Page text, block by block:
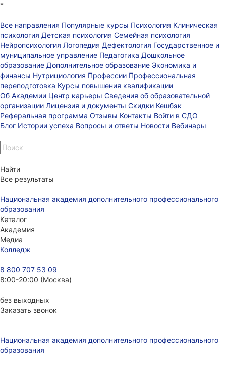
*
Все направления Популярные курсы Психология Клиническая
психология Детская психология Семейная психология
Нейропсихология Логопедия Дефектология Государственное и
муниципальное управление Педагогика Дошкольное
образование Дополнительное образование Экономика и
финансы Нутрициология Профессии Профессиональная
переподготовка Курсы повышения квалификации
Об Академии Центр карьеры Сведения об образовательной
организации Лицензия и документы Скидки Кешбэк
Реферальная программа Отзывы Контакты Войти в СДО
Блог Истории успеха Вопросы и ответы Новости Вебинары
Найти
Все результаты
Национальная академия дополнительного профессионального
образования
Каталог
Академия
Медиа
Колледж
8 800 707 53 09
8:00-20:00 (Москва)
без выходных
Заказать звонок
Национальная академия дополнительного профессионального
образования